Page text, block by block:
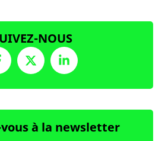
NOUS
à la newsletter